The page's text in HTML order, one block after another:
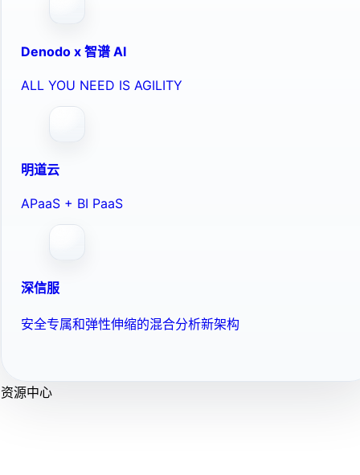
Denodo x 智谱 AI
ALL YOU NEED IS AGILITY
明道云
APaaS + BI PaaS
深信服
安全专属和弹性伸缩的混合分析新架构
资源中心